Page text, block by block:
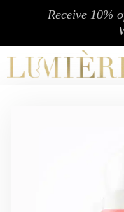
Receive 10%